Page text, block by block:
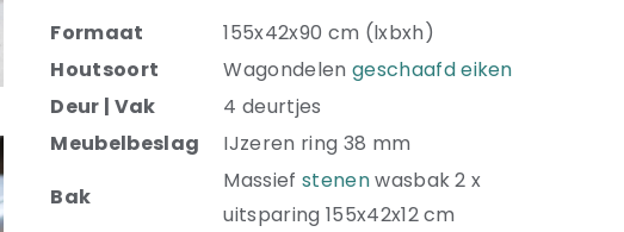
Formaat
155x42x90 cm (lxbxh)
Houtsoort
Wagondelen geschaafd eiken
Deur | Vak
4 deurtjes
Meubelbeslag
IJzeren ring 38 mm
Bak
Massiefstenenwasbak 2 x
uitsparing 155x42x12 cm